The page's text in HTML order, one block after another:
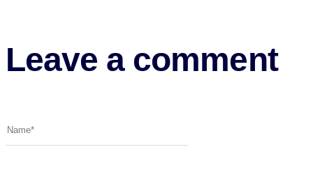
Leave a comment